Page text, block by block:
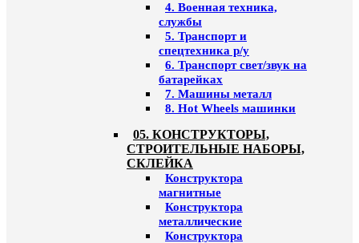
4. Военная техника,
службы
5. Транспорт и
спецтехника р/у
6. Транспорт свет/звук на
батарейках
7. Машины металл
8. Hot Wheels машинки
05. КОНСТРУКТОРЫ,
СТРОИТЕЛЬНЫЕ НАБОРЫ,
СКЛЕЙКА
Конструктора
магнитные
Конструктора
металлические
Конструктора